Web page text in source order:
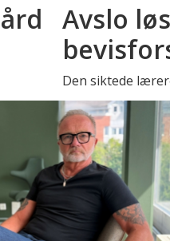
Avslo
Den siktede